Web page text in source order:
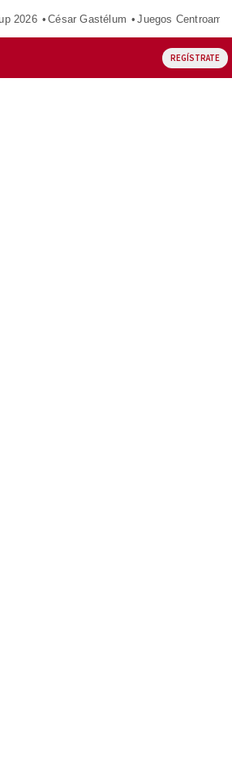
2026 César Gastélum Juegos
REGÍSTRATE